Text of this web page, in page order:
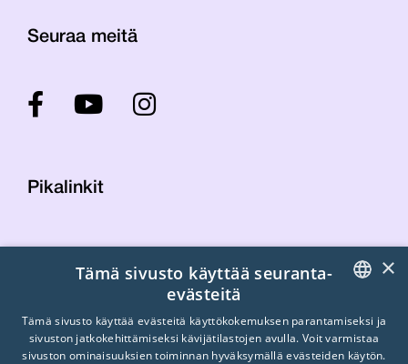
Seuraa meitä
Pikalinkit
Laskutustiedot
Tietosuojaseloste
Turvallisemman tilan periaatteet
FINNISH
×
Tämä sivusto käyttää seuranta-
evästeitä
Tämä sivusto käyttää evästeitä käyttökokemuksen parantamiseksi ja
sivuston jatkokehittämiseksi kävijätilastojen avulla. Voit varmistaa
sivuston ominaisuuksien toiminnan hyväksymällä evästeiden käytön.